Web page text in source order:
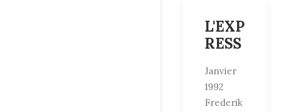
L'EXP
RESS
Janvier
1992
Frederik